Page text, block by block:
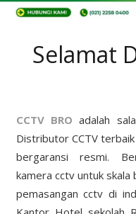
Selamat
CCTV BRO adalah
Distributor CCTV
bergaransi resmi.
kamera cctv untuk skala
pemasangan cctv di